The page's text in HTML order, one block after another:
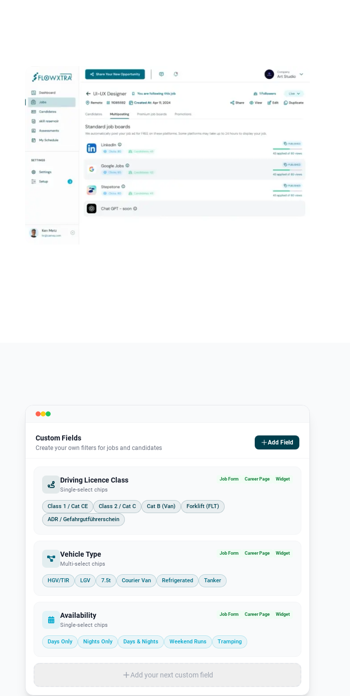
Custom Fields
Create your own filters for jobs and candidates
Add Field
Driving Licence Class
Single-select chips
Job Form Career Page Widget
Class 1 / Cat CE Class 2 / Cat C Cat B (Van)
Forklift (FLT)
ADR / Gefahrgutführerschein
Vehicle Type
Multi-select chips
Job Form Career Page Widget
HGV/TIR LGV 7.5t Courier Van Refrigerated Tanker
Availability
Single-select chips
Job Form Career Page Widget
Days Only Nights Only Days & Nights Weekend Runs Tramping
Add your next custom field